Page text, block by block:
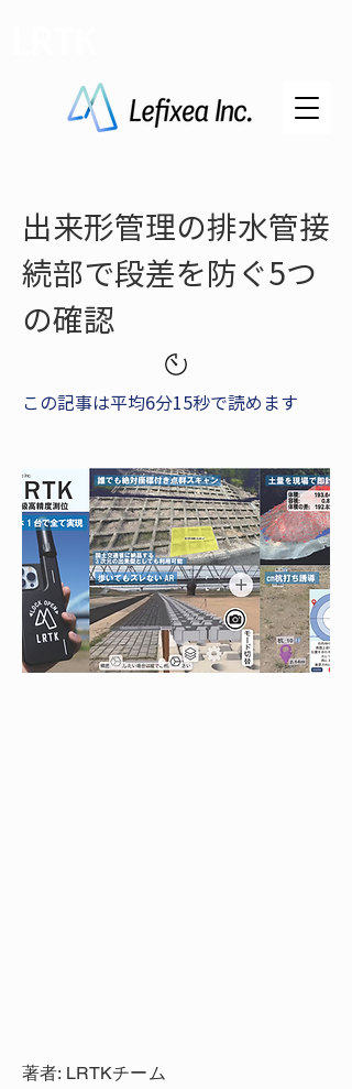
出来形管理の排水管接
続部で段差を防ぐ5つ
の確認
この記事は平均6分15秒で読めます
著者: LRTKチーム